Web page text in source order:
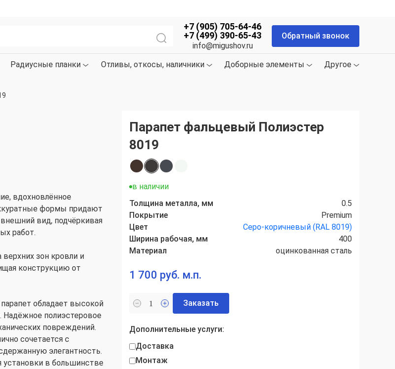
+7 (905) 705-64-46
+7 (499) 390-65-43
info@migushov.ru
Обратный звонок
Радиусные планки Отливы, откосы, наличники Доборные элементы Другое
Парапет фальцевый Полиэстер
8019
в наличии
Толщина металла, мм
0.5
Покрытие
Premium
Цвет
Серо-коричневый (RAL 8019)
Ширина рабочая, мм
400
Материал
оцинкованная сталь
1 700 руб. м.п.
Заказать
Дополнительные услуги:
Доставка
Монтаж
вдохновлённое
формы придают
вид, подчёркивая
работ.
зон кровли и
конструкцию от
обладает высокой
полиэстеровое
повреждений.
сочетается с
элегантность.
в большинстве